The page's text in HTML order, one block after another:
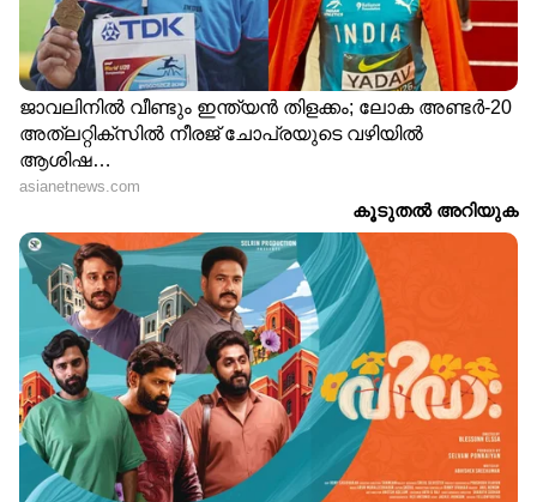
വര്‍ധിപ്പിക്കുന്നതിലേക്ക് നയിച്ചതായി
ഡോക്ടര്‍മാര്‍ ചൂണ്ടിക്കാട്ടുന്നു. ഇക്കാരണങ്ങള്‍
കൊണ്ട് തന്നെ വ്യായാമം പതിവാക്കല്‍,
ആരോഗ്യകരമായ ഡയറ്റ് ശീലമാക്കല്‍
അതുപോലെ സമ്മര്‍ദ്ദങ്ങളകറ്റാനുള്ള
ഉപാധികള്‍ തേടല്‍ എല്ലാം നിര്‍ബന്ധമായും
ചെയ്യേണ്ടതുണ്ടെന്നും ഇവര്‍ ഓര്‍മ്മിപ്പിക്കുന്നു.
Also Read:- പാരസെറ്റമോള്‍ പതിവായി
കഴിക്കാറുണ്ടോ? എങ്കില്‍
നിങ്ങളറിയേണ്ടത്...